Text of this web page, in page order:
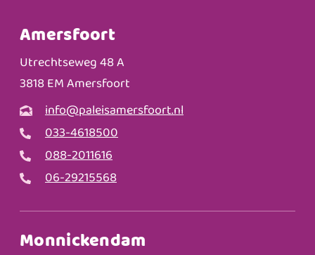
Amersfoort
Utrechtseweg 48 A
3818 EM Amersfoort
info@paleisamersfoort.nl
033-4618500
088-2011616
06-29215568
Monnickendam